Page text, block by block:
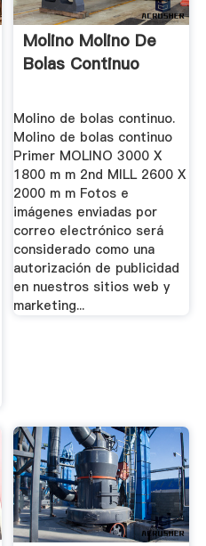
Molino Molino De
Bolas Continuo
Molino de bolas continuo.
Molino de bolas continuo
Primer MOLINO 3000 X
1800 m m 2nd MILL 2600 X
2000 m m Fotos e
imágenes enviadas por
correo electrónico será
considerado como una
autorización de publicidad
en nuestros sitios web y
marketing...